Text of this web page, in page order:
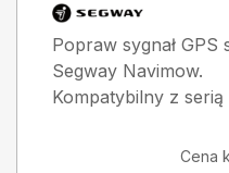
Popraw sygnał GPS
Segway Navimow.
Kompatybilny z serią
Cena